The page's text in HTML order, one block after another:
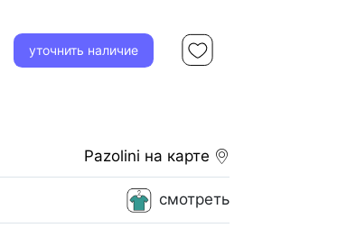
уточнить наличие
Pazolini на карте
смотреть